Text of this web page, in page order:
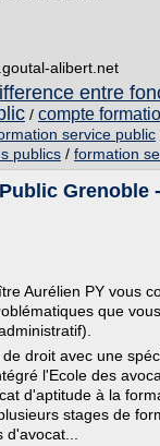
alibert.net
entre
/ compte
service public
publics / formation
Grenoble
Aurélien PY vous
que
droit avec une
l'Ecole des
d'aptitude à la
stages de